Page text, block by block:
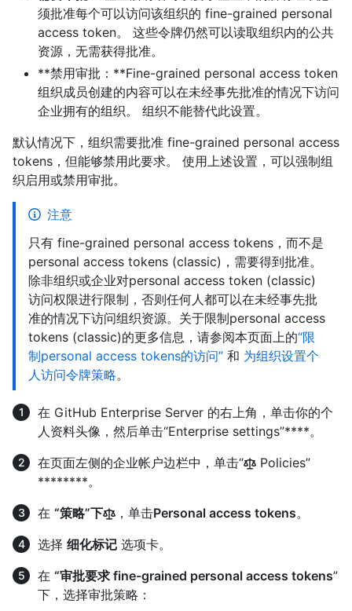
须批准每个可以访问该组织的 fine-grained personal
access token。 这些令牌仍然可以读取组织内的公共
资源，无需获得批准。
**禁用审批：**Fine-grained personal access token
组织成员创建的内容可以在未经事先批准的情况下访问
企业拥有的组织。 组织不能替代此设置。
默认情况下，组织需要批准 fine-grained personal access
tokens，但能够禁用此要求。 使用上述设置，可以强制组
织启用或禁用审批。
注意
只有 fine-grained personal access tokens，而不是
personal access tokens (classic)，需要得到批准。
除非组织或企业对personal access token (classic)
访问权限进行限制，否则任何人都可以在未经事先批
准的情况下访问组织资源。关于限制personal access
tokens (classic)的更多信息，请参阅本页面上的“限
制personal access tokens的访问” 和 为组织设置个
人访问令牌策略。
在 GitHub Enterprise Server 的右上角，单击你的个
人资料头像，然后单击“Enterprise settings”****。
在页面左侧的企业帐户边栏中，单击“
Policies”
********。
在 “策略”下 ，单击Personal access tokens。
选择 细化标记 选项卡。
在 “审批要求 fine-grained personal access tokens”
下，选择审批策略：